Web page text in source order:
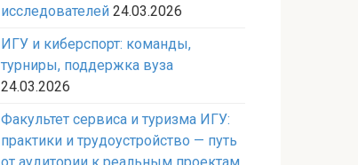
исследователей 24.03.2026
ИГУ и киберспорт: команды,
турниры, поддержка вуза
24.03.2026
Факультет сервиса и туризма ИГУ:
практики и трудоустройство — путь